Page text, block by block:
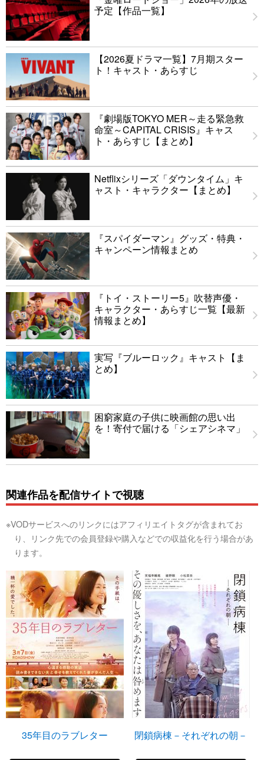
予定【作品一覧】
【2026夏ドラマ一覧】7月期スター
ト！キャスト・あらすじ
『劇場版TOKYO MER～走る緊急救
命室～CAPITAL CRISIS』キャス
ト・あらすじ【まとめ】
Netflixシリーズ「ダウンタイム」キ
ャスト・キャラクター【まとめ】
『スパイダーマン』グッズ・特典・
キャンペーン情報まとめ
『トイ・ストーリー5』吹替声優・
キャラクター・あらすじ一覧【最新
情報まとめ】
実写『ブルーロック』キャスト【ま
とめ】
困窮家庭の子供に映画館の思い出
を！寄付で届ける「シェアシネマ」
関連作品を配信サイトで視聴
※VODサービスへのリンクにはアフィリエイトタグが含まれてお
り、リンク先での会員登録や購入などでの収益化を行う場合があ
ります。
35年目のラブレター 閉鎖病棟－それぞれの朝－